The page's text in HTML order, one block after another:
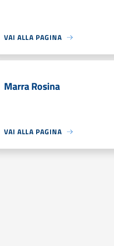
VAI ALLA PAGINA
Marra Rosina
VAI ALLA PAGINA